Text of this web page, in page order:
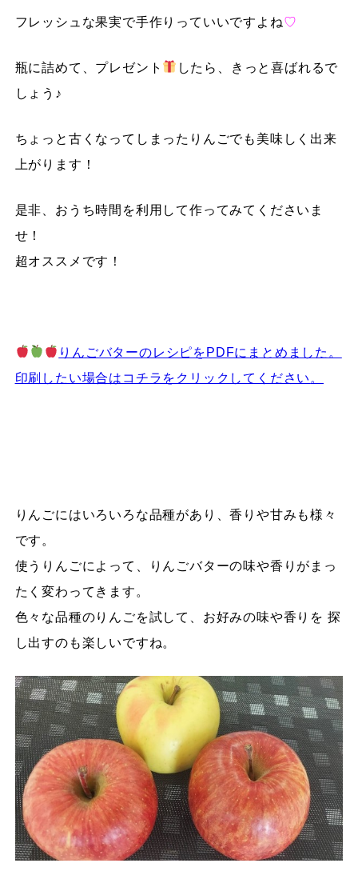
フレッシュな果実で手作りっていいですよね♡
瓶に詰めて、プレゼント
したら、きっと喜ばれるで
しょう♪
ちょっと古くなってしまったりんごでも美味しく出来
上がります！
是非、おうち時間を利用して作ってみてくださいま
せ！
超オススメです！
りんごバターのレシピをPDFにまとめました。
印刷したい場合はコチラをクリックしてください 。
りんごにはいろいろな品種があり、香りや甘みも様々
です。
使うりんごによって、りんごバターの味や香りがまっ
たく変わってきます。
色々な品種のりんごを試して、お好みの味や香りを 探
し出すのも楽しいですね。